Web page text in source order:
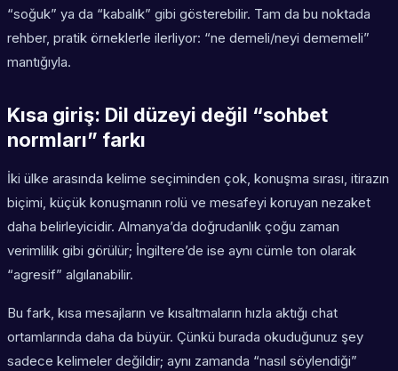
“soğuk” ya da “kabalık” gibi gösterebilir. Tam da bu noktada
rehber, pratik örneklerle ilerliyor: “ne demeli/neyi dememeli”
mantığıyla.
Kısa giriş: Dil düzeyi değil “sohbet
normları” farkı
İki ülke arasında kelime seçiminden çok, konuşma sırası, itirazın
biçimi, küçük konuşmanın rolü ve mesafeyi koruyan nezaket
daha belirleyicidir. Almanya’da doğrudanlık çoğu zaman
verimlilik gibi görülür; İngiltere’de ise aynı cümle ton olarak
“agresif” algılanabilir.
Bu fark, kısa mesajların ve kısaltmaların hızla aktığı chat
ortamlarında daha da büyür. Çünkü burada okuduğunuz şey
sadece kelimeler değildir; aynı zamanda “nasıl söylendiği”